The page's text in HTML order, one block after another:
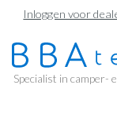
Overslaan
naar
de
Inloggen voor
Specialist in camper-